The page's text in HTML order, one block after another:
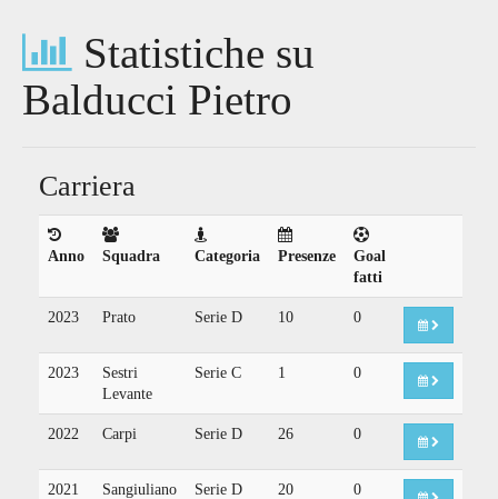
Statistiche su
Balducci Pietro
Carriera
Anno Squadra Categoria Presenze
Goal
fatti
2023 Prato Serie D 10 0
2023
Sestri
Levante
Serie C 1 0
2022 Carpi Serie D 26 0
2021
Sangiuliano
Serie D 20 0